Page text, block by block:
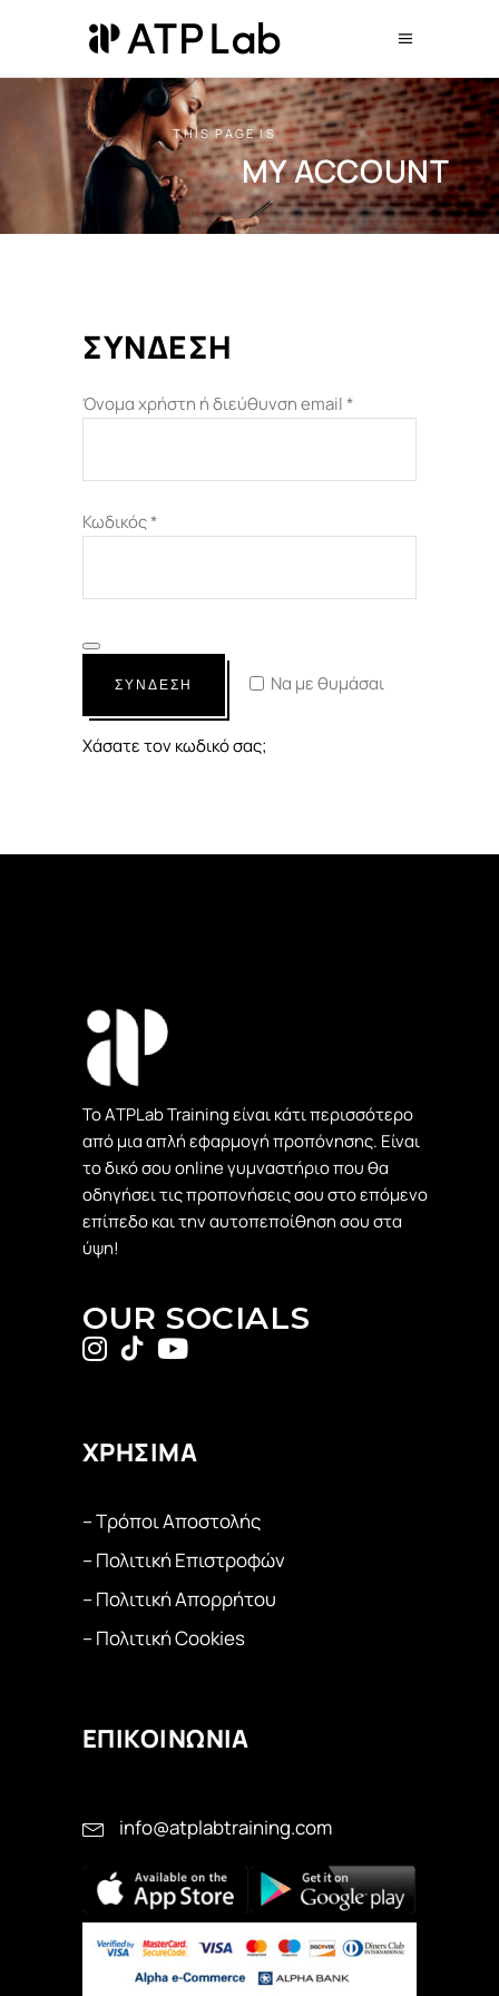
THIS PAGE IS
MY ACCOUNT
ΣΥΝΔΕΣΗ
Όνομα χρήστη ή διεύθυνση email*
Κωδικός*
Να με θυμάσαι
ΣΥΝΔΕΣΗ
Χάσατε τον κωδικό σας;
Το ΑTPLab Training είναι κάτι περισσότερο
από μια απλή εφαρμογή προπόνησης. Είναι
το δικό σου online γυμναστήριο που θα
οδηγήσει τις προπονήσεις σου στο επόμενο
επίπεδο και την αυτοπεποίθηση σου στα
ύψη!
OUR SOCIALS
ΧΡΗΣΙΜΑ
– Τρόποι Αποστολής
– Πολιτική Επιστροφών
– Πολιτική Απορρήτου
– Πολιτική Cookies
ΕΠΙΚΟΙΝΩΝΙΑ
info@atplabtraining.com